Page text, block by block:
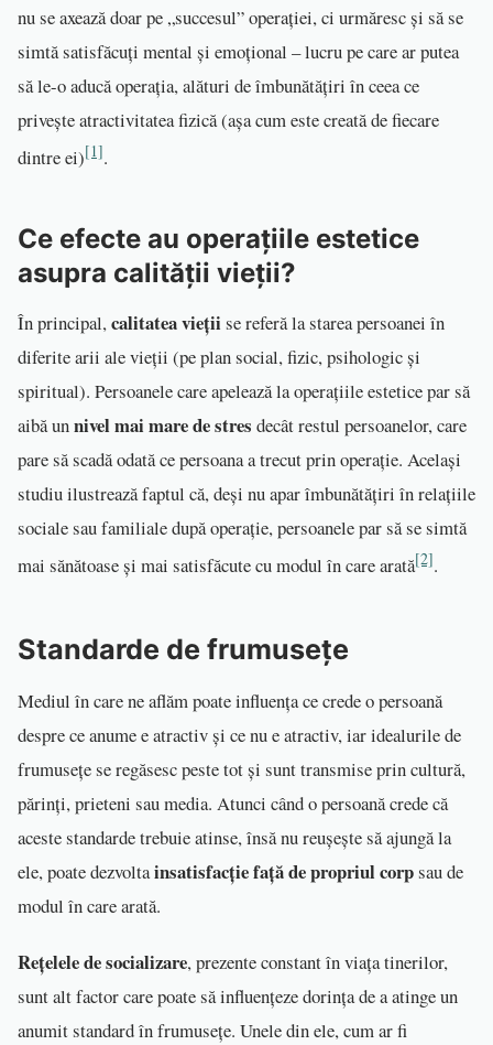
nu se axează doar pe „succesul” operației, ci urmăresc și să se
simtă satisfăcuți mental și emoțional – lucru pe care ar putea
să le-o aducă operația, alături de îmbunătățiri în ceea ce
privește atractivitatea fizică (așa cum este creată de fiecare
dintre ei)[1].
Ce efecte au operațiile estetice
asupra calității vieții?
În principal,calitatea viețiise referă la starea persoanei în
diferite arii ale vieții (pe plan social, fizic, psihologic și
spiritual). Persoanele care apelează la operațiile estetice par să
aibă unnivel mai mare de stres decât restul persoanelor, care
pare să scadă odată ce persoana a trecut prin operație. Același
studiu ilustrează faptul că, deși nu apar îmbunătățiri în relațiile
sociale sau familiale după operație, persoanele par să se simtă
mai sănătoase și mai satisfăcute cu modul în care arată[2].
Standarde de frumusețe
Mediul în care ne aflăm poate influența ce crede o persoană
despre ce anume e atractiv și ce nu e atractiv, iar idealurile de
frumusețe se regăsesc peste tot și sunt transmise prin cultură,
părinți, prieteni sau media. Atunci când o persoană crede că
aceste standarde trebuie atinse, însă nu reușește să ajungă la
ele, poate dezvoltainsatisfacție față de propriul corpsau de
modul în care arată.
Rețelele de socializare, prezente constant în viața tinerilor,
sunt alt factor care poate să influențeze dorința de a atinge un
anumit standard în frumusețe. Unele din ele, cum ar fi